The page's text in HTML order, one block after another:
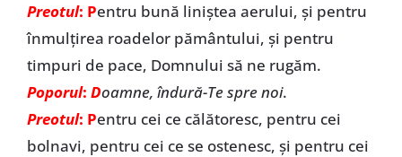
Preotul: Pentru bună liniștea aerului, și pentru
înmulțirea roadelor pământului, și pentru
timpuri de pace, Domnului să ne rugăm.
Poporul: Doamne, îndură-Te spre noi.
Preotul: Pentru cei ce călătoresc, pentru cei
bolnavi, pentru cei ce se ostenesc, și pentru cei